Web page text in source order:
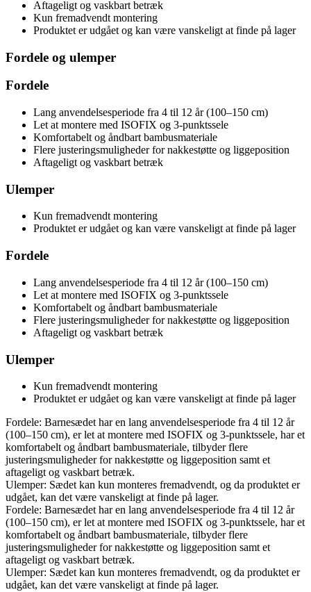
Aftageligt og vaskbart betræk
Kun fremadvendt montering
Produktet er udgået og kan være vanskeligt at finde på lager
Fordele og ulemper
Fordele
Lang anvendelsesperiode fra 4 til 12 år (100–150 cm)
Let at montere med ISOFIX og 3-punktssele
Komfortabelt og åndbart bambusmateriale
Flere justeringsmuligheder for nakkestøtte og liggeposition
Aftageligt og vaskbart betræk
Ulemper
Kun fremadvendt montering
Produktet er udgået og kan være vanskeligt at finde på lager
Fordele
Lang anvendelsesperiode fra 4 til 12 år (100–150 cm)
Let at montere med ISOFIX og 3-punktssele
Komfortabelt og åndbart bambusmateriale
Flere justeringsmuligheder for nakkestøtte og liggeposition
Aftageligt og vaskbart betræk
Ulemper
Kun fremadvendt montering
Produktet er udgået og kan være vanskeligt at finde på lager
Fordele: Barnesædet har en lang anvendelsesperiode fra 4 til 12 år
(100–150 cm), er let at montere med ISOFIX og 3-punktssele, har et
komfortabelt og åndbart bambusmateriale, tilbyder flere
justeringsmuligheder for nakkestøtte og liggeposition samt et
aftageligt og vaskbart betræk.
Ulemper: Sædet kan kun monteres fremadvendt, og da produktet er
udgået, kan det være vanskeligt at finde på lager.
Fordele: Barnesædet har en lang anvendelsesperiode fra 4 til 12 år
(100–150 cm), er let at montere med ISOFIX og 3-punktssele, har et
komfortabelt og åndbart bambusmateriale, tilbyder flere
justeringsmuligheder for nakkestøtte og liggeposition samt et
aftageligt og vaskbart betræk.
Ulemper: Sædet kan kun monteres fremadvendt, og da produktet er
udgået, kan det være vanskeligt at finde på lager.